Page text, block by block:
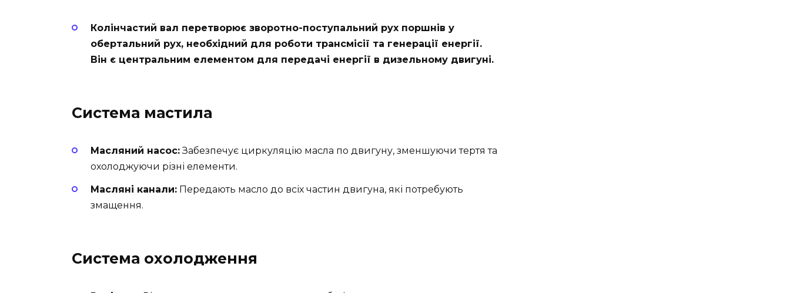
Колінчастий вал перетворює зворотно-поступальний рух поршнів у
обертальний рух, необхідний для роботи трансмісії та генерації енергії.
Він є центральним елементом для передачі енергії в дизельному двигуні.
Система мастила
Масляний насос:Забезпечує циркуляцію масла по двигуну, зменшуючи тертя та
охолоджуючи різні елементи.
Масляні канали: Передають масло до всіх частин двигуна, які потребують
змащення.
Система охолодження